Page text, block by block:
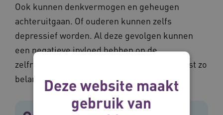
Ook kunnen denkvermogen en geheugen
achteruitgaan. Of ouderen kunnen zelfs
depressief worden. Al deze gevolgen kunnen
een negatieve invloed hebben op de
zelfredzaamheid van ouderen, terwijl dat juist zo
belangrijk is.Deze website maakt
gebruik van